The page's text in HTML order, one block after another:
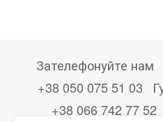
Зателефонуйте нам
+38 050 075 51 03
+38 066 742 77 52